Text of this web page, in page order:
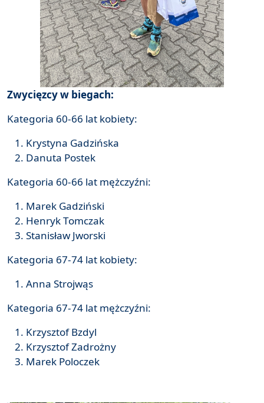
Zwycięzcy w biegach:
Kategoria 60-66 lat kobiety:
Krystyna Gadzińska
Danuta Postek
Kategoria 60-66 lat mężczyźni:
Marek Gadziński
Henryk Tomczak
Stanisław Jworski
Kategoria 67-74 lat kobiety:
Anna Strojwąs
Kategoria 67-74 lat mężczyźni:
Krzysztof Bzdyl
Krzysztof Zadrożny
Marek Poloczek